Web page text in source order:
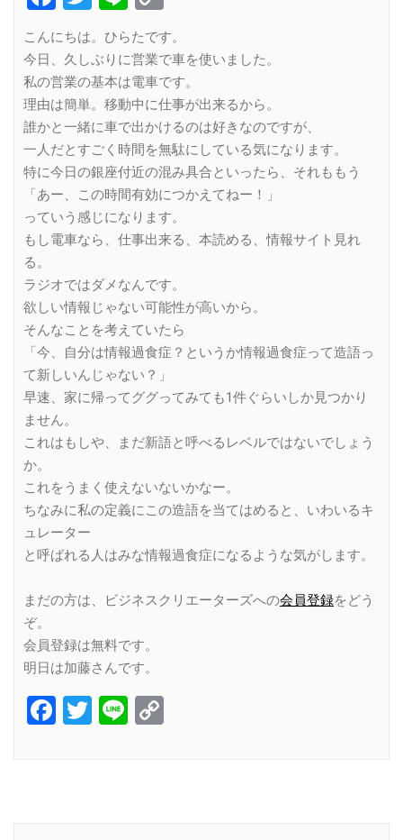
Link
こんにちは。ひらたです。
今日、久しぶりに営業で車を使いました。
私の営業の基本は電車です。
理由は簡単。移動中に仕事が出来るから。
誰かと一緒に車で出かけるのは好きなのですが、
一人だとすごく時間を無駄にしている気になります。
特に今日の銀座付近の混み具合といったら、それももう
「あー、この時間有効につかえてねー！」
っていう感じになります。
もし電車なら、仕事出来る、本読める、情報サイト見れ
る。
ラジオではダメなんです。
欲しい情報じゃない可能性が高いから。
そんなことを考えていたら
「今、自分は情報過食症？というか情報過食症って造語っ
て新しいんじゃない？」
早速、家に帰ってググってみても1件ぐらいしか見つかり
ません。
これはもしや、まだ新語と呼べるレベルではないでしょう
か。
これをうまく使えないないかなー。
ちなみに私の定義にこの造語を当てはめると、いわいるキ
ュレーター
と呼ばれる人はみな情報過食症になるような気がします。
まだの方は、ビジネスクリエーターズへの会員登録をどう
ぞ。
会員登録は無料です。
明日は加藤さんです。
Facebook
Twitter
Line